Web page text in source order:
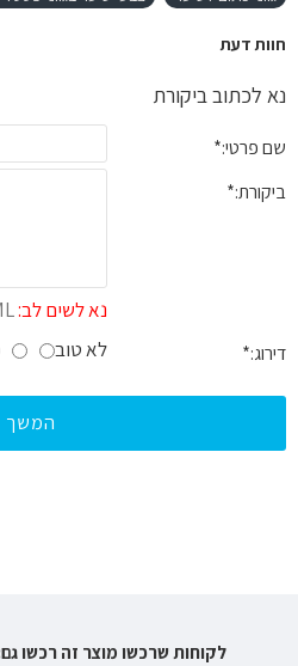
חוות דעת
נא לכתוב ביקורת
שם פרטי:
ביקורת:
נא לשים לב:
דירוג: לא טוב
המשך
לקוחות שרכשו מוצר זה רכשו